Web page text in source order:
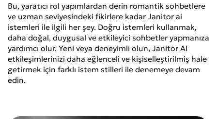
Bu, yaratıcı rol yapımlardan derin romantik sohbetlere
ve uzman seviyesindeki fikirlere kadar Janitor ai
istemleri ile ilgili her şey. Doğru istemleri kullanmak,
daha doğal, duygusal ve etkileyici sohbetler yapmanıza
yardımcı olur. Yeni veya deneyimli olun, Janitor AI
etkileşimlerinizi daha eğlenceli ve kişiselleştirilmiş hale
getirmek için farklı istem stilleri ile denemeye devam
edin.